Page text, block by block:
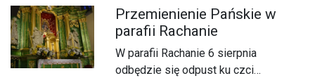
Przemienienie Pańskie w
parafii Rachanie
W parafii Rachanie 6 sierpnia
odbędzie się odpust ku czci